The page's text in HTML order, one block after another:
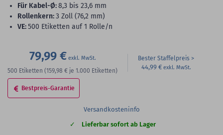
für Kabel-Ø:8,3 bis 23,6 mm
Rollenkern:3 Zoll (76,2 mm)
VE:500 Etiketten auf 1 Rolle/n
79,99 €
500 Etiketten (159,98 € je 1.000 Etiketten)
Bester Staffelpreis
44,99 €
Bestpreis-Garantie
Versandkosteninfo
Lieferbar sofort ab Lager